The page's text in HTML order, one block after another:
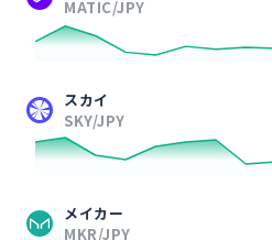
MATIC/JPY
スカイ
SKY/JPY
メイカー
MKR/JPY